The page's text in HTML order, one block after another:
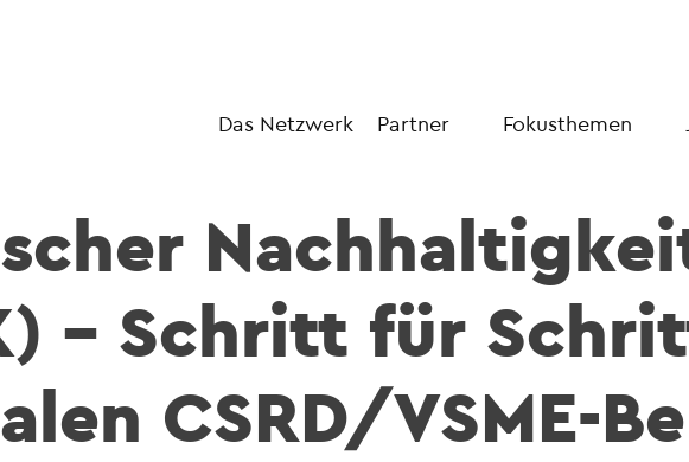
Das Netzwerk Partner Fokusthemen
– Schritt für
CSRD/VSME-